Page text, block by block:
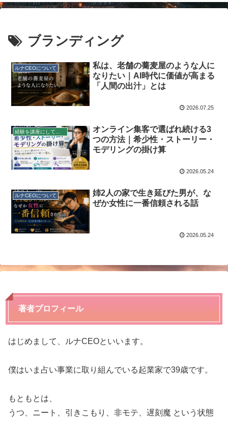
ブランディング
ルナCEOについて
私は、老舗の蕎麦屋のような人に
なりたい｜AI時代に価値が高まる
「人間の出汁」とは
2026.07.25
オンライン集客で選ばれ続ける3
つの方法｜希少性・ストーリー・
モデリングの掛け算
2026.05.24
ルナCEOについて
姉2人の家で生き延びた男が、な
ぜか女性に一番信頼される話
2026.05.24
著者プロフィール
はじめまして、ルナCEOといいます。
僕はいま占い事業に取り組んでいる起業家で39歳です。
もともとは、
うつ、ニート、引きこもり、非モテ、遅刻魔 という状態